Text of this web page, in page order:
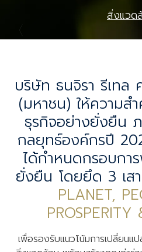
สิ่งแวด
บริษัท ธนจิรา รีเทล
(มหาชน) ให้ความส
ธุรกิจอย่างยั่งยืน
กลยุทธ์องค์กรปี
ได้กำหนดกรอบกา
ยั่งยืน โดยยึด 3 เส
PLANET,
เพื่อรองรับแนวโน้มการเปลี่ยนแ